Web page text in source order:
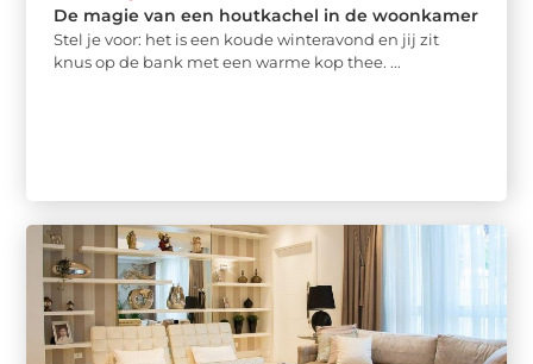
De magie van een houtkachel in de woonkamer
Stel je voor: het is een koude winteravond en jij zit
knus op de bank met een warme kop thee. ...